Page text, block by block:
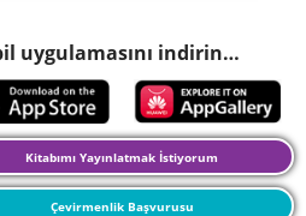
uygulamasını indirin…
Kitabımı Yayınlatmak İstiyorum
Çevirmenlik Başvurusu